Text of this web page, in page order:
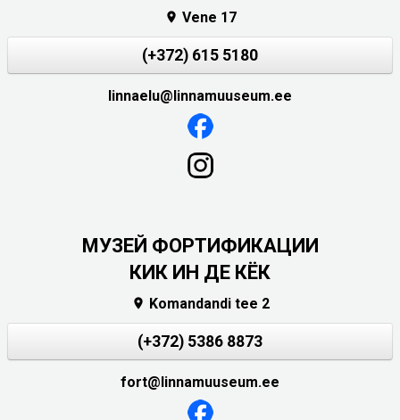
 Vene 17
(+372) 615 5180
linnaelu@linnamuuseum.ee
МУЗЕЙ ФОРТИФИКАЦИИ
КИК ИН ДЕ КЁК
 Komandandi tee 2
(+372) 5386 8873
fort@linnamuuseum.ee